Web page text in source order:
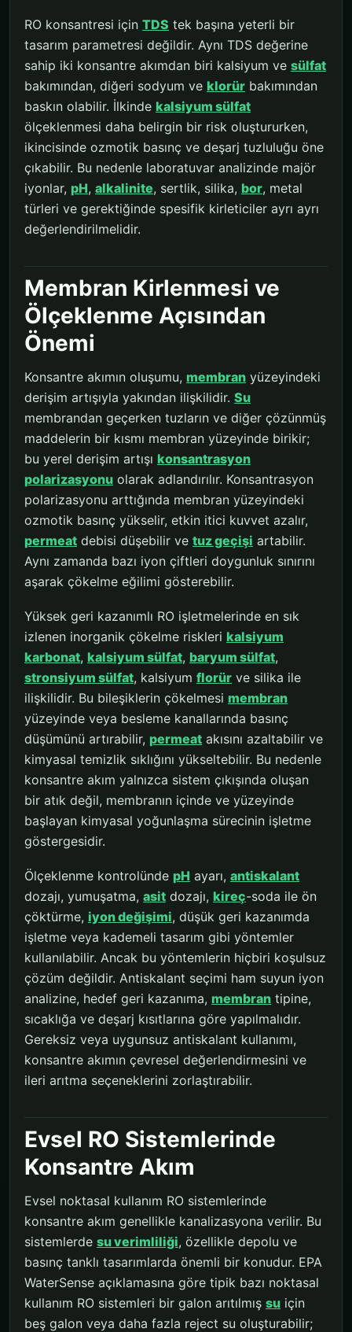
RO konsantresi için TDS tek başına yeterli bir
tasarım parametresi değildir. Aynı TDS değerine
sahip iki konsantre akımdan biri kalsiyum ve sülfat
bakımından, diğeri sodyum ve klorür bakımından
baskın olabilir. İlkinde kalsiyum sülfat
ölçeklenmesi daha belirgin bir risk oluştururken,
ikincisinde ozmotik basınç ve deşarj tuzluluğu öne
çıkabilir. Bu nedenle laboratuvar analizinde majör
iyonlar, pH, alkalinite, sertlik, silika, bor, metal
türleri ve gerektiğinde spesifik kirleticiler ayrı ayrı
değerlendirilmelidir.
Membran Kirlenmesi ve
Ölçeklenme Açısından
Önemi
Konsantre akımın oluşumu, membran yüzeyindeki
derişim artışıyla yakından ilişkilidir. Su
membrandan geçerken tuzların ve diğer çözünmüş
maddelerin bir kısmı membran yüzeyinde birikir;
bu yerel derişim artışı konsantrasyon
polarizasyonu olarak adlandırılır. Konsantrasyon
polarizasyonu arttığında membran yüzeyindeki
ozmotik basınç yükselir, etkin itici kuvvet azalır,
permeat debisi düşebilir ve tuz geçişi artabilir.
Aynı zamanda bazı iyon çiftleri doygunluk sınırını
aşarak çökelme eğilimi gösterebilir.
Yüksek geri kazanımlı RO işletmelerinde en sık
izlenen inorganik çökelme riskleri kalsiyum
karbonat, kalsiyum sülfat, baryum sülfat,
stronsiyum sülfat, kalsiyum florür ve silika ile
ilişkilidir. Bu bileşiklerin çökelmesi membran
yüzeyinde veya besleme kanallarında basınç
düşümünü artırabilir, permeat akısını azaltabilir ve
kimyasal temizlik sıklığını yükseltebilir. Bu nedenle
konsantre akım yalnızca sistem çıkışında oluşan
bir atık değil, membranın içinde ve yüzeyinde
başlayan kimyasal yoğunlaşma sürecinin işletme
göstergesidir.
Ölçeklenme kontrolünde pH ayarı, antiskalant
dozajı, yumuşatma, asit dozajı, kireç-soda ile ön
çöktürme, iyon değişimi, düşük geri kazanımda
işletme veya kademeli tasarım gibi yöntemler
kullanılabilir. Ancak bu yöntemlerin hiçbiri koşulsuz
çözüm değildir. Antiskalant seçimi ham suyun iyon
analizine, hedef geri kazanıma, membran tipine,
sıcaklığa ve deşarj kısıtlarına göre yapılmalıdır.
Gereksiz veya uygunsuz antiskalant kullanımı,
konsantre akımın çevresel değerlendirmesini ve
ileri arıtma seçeneklerini zorlaştırabilir.
Evsel RO Sistemlerinde
Konsantre Akım
Evsel noktasal kullanım RO sistemlerinde
konsantre akım genellikle kanalizasyona verilir. Bu
sistemlerde su verimliliği, özellikle depolu ve
basınç tanklı tasarımlarda önemli bir konudur. EPA
WaterSense açıklamasına göre tipik bazı noktasal
kullanım RO sistemleri bir galon arıtılmış su için
beş galon veya daha fazla reject su oluşturabilir;